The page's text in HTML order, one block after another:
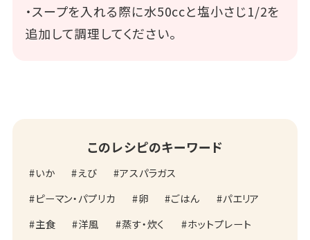
・スープを入れる際に水50ccと塩小さじ1/2を
追加して調理してください。
このレシピのキーワード
いか えび
アスパラガス
ピーマン・パプリカ
卵 ごはん
パエリア
主食
洋風 蒸す・炊く
ホットプレート